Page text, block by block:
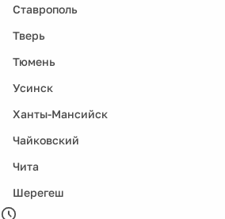
Ставрополь
Тверь
Тюмень
Усинск
Ханты-Мансийск
Чайковский
Чита
Шерегеш